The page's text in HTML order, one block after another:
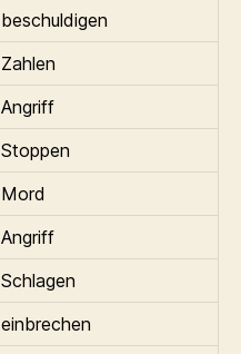
beschuldigen
Zahlen
Angriff
Stoppen
Mord
Angriff
Schlagen
einbrechen